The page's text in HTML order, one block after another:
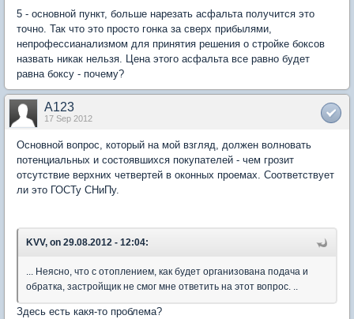
5 - основной пункт, больше нарезать асфальта получится это
точно. Так что это просто гонка за сверх прибылями,
непрофессианализмом для принятия решения о стройке боксов
назвать никак нельзя. Цена этого асфальта все равно будет
равна боксу - почему?
A123
17 Sep 2012
Основной вопрос, который на мой взгляд, должен волновать
потенциальных и состоявшихся покупателей - чем грозит
отсутствие верхних четвертей в оконных проемах. Соответствует
ли это ГОСТу СНиПу.
KVV, on 29.08.2012 - 12:04:
... Неясно, что с отоплением, как будет организована подача и
обратка, застройщик не смог мне ответить на этот вопрос. ..
Здесь есть какя-то проблема?